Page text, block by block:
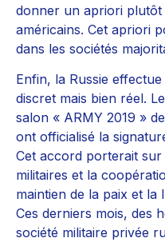
donner un apriori
américains. Cet apriori
dans les sociétés
Enfin, la Russie
discret mais bien réel.
salon « ARMY 2019 »
ont officialisé la
Cet accord porterait
militaires et la
maintien de la paix et
Ces derniers mois, des
société militaire privée